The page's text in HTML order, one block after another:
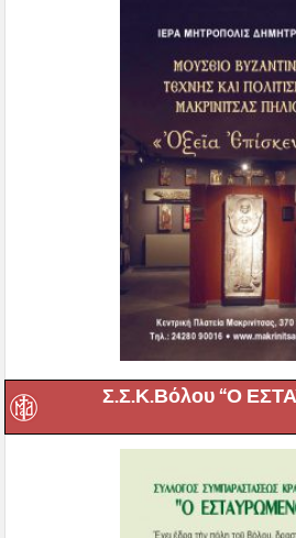
Σ.Σ.Κ.Βόλου “Ο